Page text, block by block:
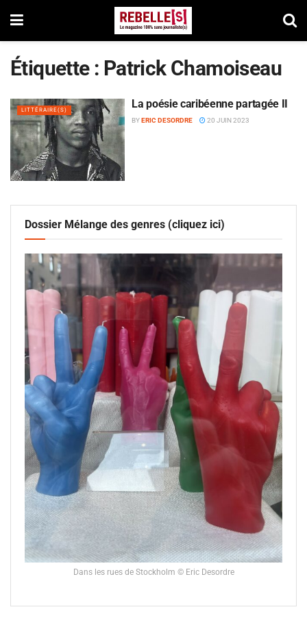
Étiquette : Patrick Chamoiseau
LITTÉRAIRE(S) La poésie caribéenne partagée II
BYERIC DESORDRE 20 JUIN 2023
Dossier Mélange des genres (cliquez ici)
Dans les rues de Stockholm © Eric Desordre